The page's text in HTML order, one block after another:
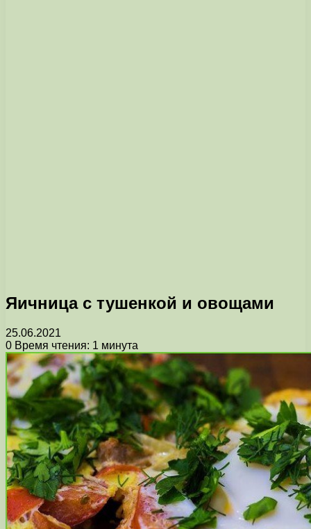
Яичница с тушенкой и овощами
25.06.2021
0 Время чтения: 1 минута